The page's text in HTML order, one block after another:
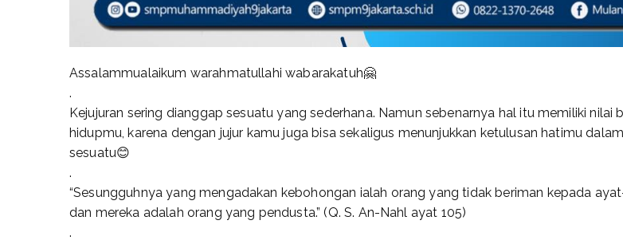
Assalammualaikum warahmatullahi wabarakatuh🤗
.
Kejujuran sering dianggap sesuatu yang sederhana. Namun sebenarnya hal itu memiliki nilai
hidupmu, karena dengan jujur kamu juga bisa sekaligus menunjukkan ketulusan hatimu
sesuatu😊
.
“Sesungguhnya yang mengadakan kebohongan ialah orang yang tidak beriman kepada
dan mereka adalah orang yang pendusta.” (Q. S. An-Nahl ayat 105)
.